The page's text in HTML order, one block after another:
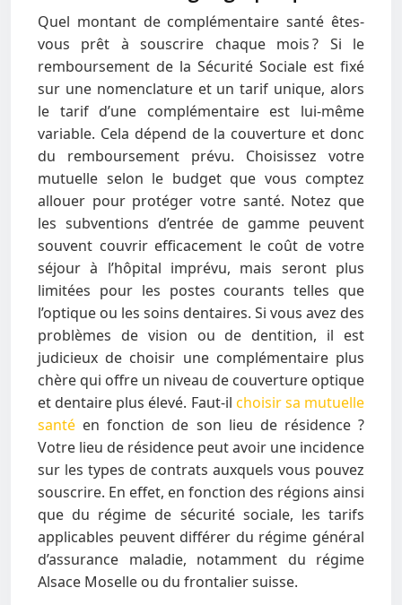
Quel montant de complémentaire santé êtes-
vous prêt à souscrire chaque mois ? Si le
remboursement de la Sécurité Sociale est fixé
sur une nomenclature et un tarif unique, alors
le tarif d’une complémentaire est lui-même
variable. Cela dépend de la couverture et donc
du remboursement prévu. Choisissez votre
mutuelle selon le budget que vous comptez
allouer pour protéger votre santé. Notez que
les subventions d’entrée de gamme peuvent
souvent couvrir efficacement le coût de votre
séjour à l’hôpital imprévu, mais seront plus
limitées pour les postes courants telles que
l’optique ou les soins dentaires. Si vous avez des
problèmes de vision ou de dentition, il est
judicieux de choisir une complémentaire plus
chère qui offre un niveau de couverture optique
et dentaire plus élevé. Faut-il choisir sa mutuelle
santé en fonction de son lieu de résidence ?
Votre lieu de résidence peut avoir une incidence
sur les types de contrats auxquels vous pouvez
souscrire. En effet, en fonction des régions ainsi
que du régime de sécurité sociale, les tarifs
applicables peuvent différer du régime général
d’assurance maladie, notamment du régime
Alsace Moselle ou du frontalier suisse.